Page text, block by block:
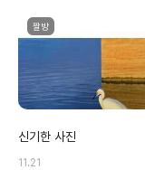
짤방
신기한 사진
11.21